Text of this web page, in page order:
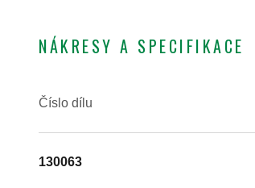
NÁKRESY A SPECIFIKACE
Číslo dílu
130063